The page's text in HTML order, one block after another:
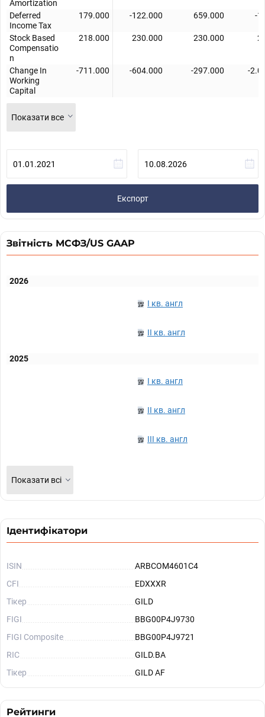
Amortization
Deferred
Income Tax
179.000 -122.000 659.000 -
Stock Based
Compensatio
n
218.000 230.000 230.000
Change In
Working
Capital
-711.000 -604.000 -297.000 -
Показати все
Експорт
Звітність МСФЗ/US GAAP
2026
I кв. англ
II кв. англ
2025
I кв. англ
II кв. англ
III кв. англ
Показати всі
Ідентифікатори
ISIN
ARBCOM4601C4
CFI
EDXXXR
Тікер
GILD
FIGI
BBG00P4J9730
FIGI Composite
BBG00P4J9721
RIC
GILD.BA
Тікер
GILD AF
Рейтинги